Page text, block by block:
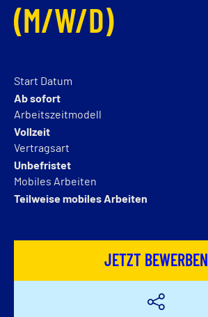
(M/W/D)
Start Datum
Ab sofort
Arbeitszeitmodell
Vollzeit
Vertragsart
Unbefristet
Mobiles Arbeiten
Teilweise mobiles Arbeiten
JETZT BEWERBEN